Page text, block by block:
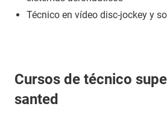
Técnico en vídeo disc-jockey y
Cursos de técnico
santed